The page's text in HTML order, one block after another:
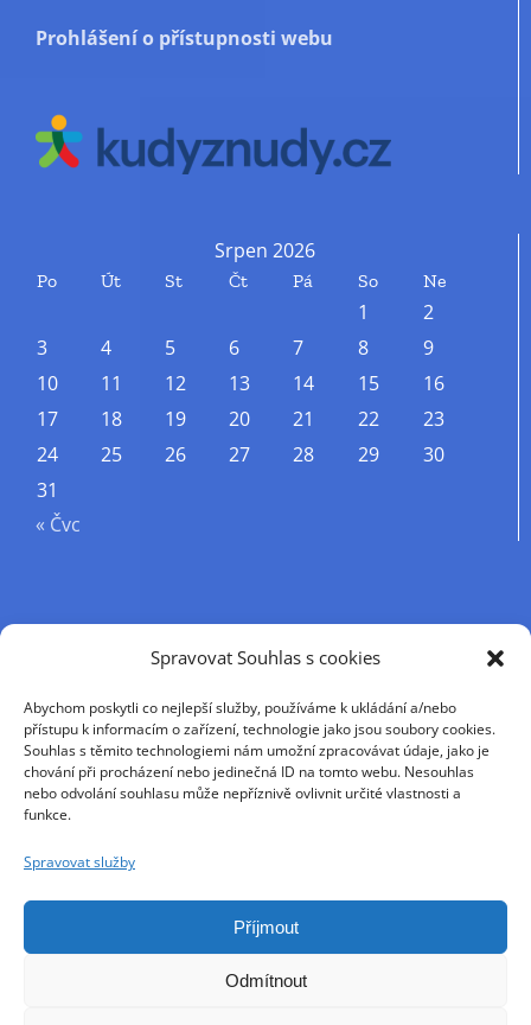
Spravovat Souhlas s cookies
Abychom poskytli co nejlepší služby, používáme k ukládání a/nebo
přístupu k informacím o zařízení, technologie jako jsou soubory cookies.
Souhlas s těmito technologiemi nám umožní zpracovávat údaje, jako je
chování při procházení nebo jedinečná ID na tomto webu. Nesouhlas
nebo odvolání souhlasu může nepříznivě ovlivnit určité vlastnosti a
funkce.
Spravovat služby
Příjmout
Odmítnout
Prohlášení o přístupnosti webu
Srpen 2026
Po Út St Čt Pá So Ne
1
2
3
4 5 6 7 8
9
10
11 12 13 14 15
16
17
18 19 20 21 22
23
24
25 26 27 28 29
30
31
« Čvc
Příjmení
Křestní jméno
E-mail
Pokračováním přijímáte zásady ochrany osobních